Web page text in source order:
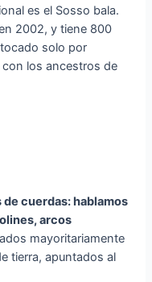
es el Sosso bala.
2002, y tiene 800
solo por
los ancestros de
cuerdas: hablamos
arcos
mayoritariamente
tierra, apuntados al